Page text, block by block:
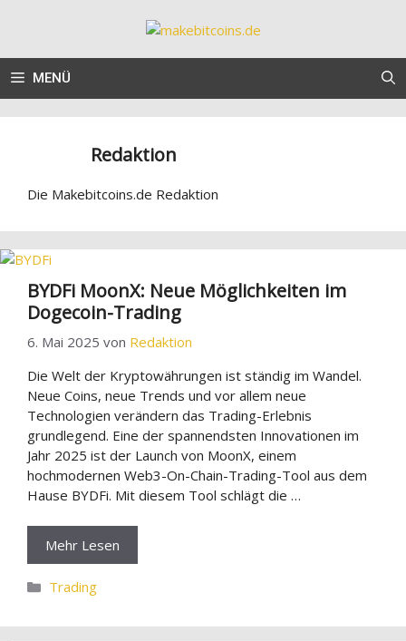
MENÜ
Redaktion
Die Makebitcoins.de Redaktion
BYDFi MoonX: Neue Möglichkeiten im
Dogecoin-Trading
6. Mai 2025 von Redaktion
Die Welt der Kryptowährungen ist ständig im Wandel.
Neue Coins, neue Trends und vor allem neue
Technologien verändern das Trading-Erlebnis
grundlegend. Eine der spannendsten Innovationen im
Jahr 2025 ist der Launch von MoonX, einem
hochmodernen Web3-On-Chain-Trading-Tool aus dem
Hause BYDFi. Mit diesem Tool schlägt die …
Mehr Lesen
Kategorien
Trading